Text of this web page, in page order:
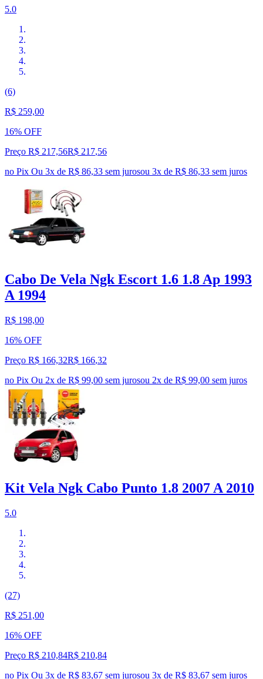
5.0
(6)
R$ 259,00
16% OFF
Preço R$ 217,56R$ 217,56
no Pix Ou 3x de R$ 86,33 sem jurosou 3x de R$ 86,33 sem juros
Cabo De Vela Ngk Escort 1.6 1.8 Ap 1993
A 1994
R$ 198,00
16% OFF
Preço R$ 166,32R$ 166,32
no Pix Ou 2x de R$ 99,00 sem jurosou 2x de R$ 99,00 sem juros
Kit Vela Ngk Cabo Punto 1.8 2007 A 2010
5.0
(27)
R$ 251,00
16% OFF
Preço R$ 210,84R$ 210,84
no Pix Ou 3x de R$ 83,67 sem jurosou 3x de R$ 83,67 sem juros